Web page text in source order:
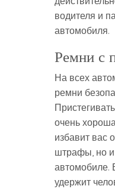
водителя и
автомобиля.
Ремни с
На всех
ремни
очень
избавит вас
штрафы, но и
автомобиле.
удержит